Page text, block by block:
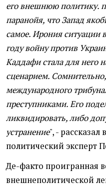
его внешнюю политику.
паранойя, что Запад
самое. Ирония ситуации
году войну против
Каддафи стала для него
сценарием.
международного
преступниками. Его
ликвидировать, либо
устранение", - рассказал
политический эксперт
Де-факто проигранная
внешнеполитической